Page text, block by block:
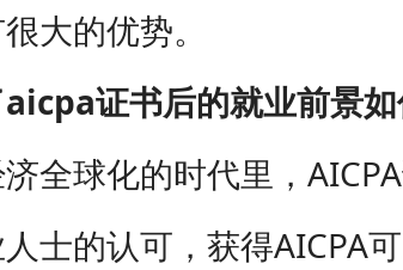
大的优势。
证书后的就业前景如
全球化的时代里，
士的认可，获得AICPA